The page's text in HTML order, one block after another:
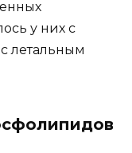
у них с
летальным